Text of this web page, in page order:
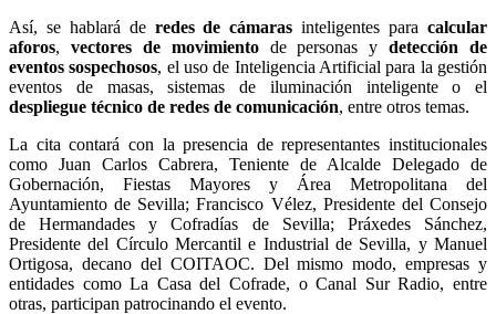
Así, se hablará de redes de cámaras inteligentes paracalcular
aforos, vectores de movimientode personas ydetección de
eventos sospechosos, el uso de Inteligencia Artificial para la gestión
eventos de masas, sistemas de iluminación inteligente o el
despliegue técnico de redes de comunicación, entre otros temas.
La cita contará con la presencia de representantes institucionales
como Juan Carlos Cabrera, Teniente de Alcalde Delegado de
Gobernación, Fiestas Mayores y Área Metropolitana del
Ayuntamiento de Sevilla; Francisco Vélez, Presidente del Consejo
de Hermandades y Cofradías de Sevilla; Práxedes Sánchez,
Presidente del Círculo Mercantil e Industrial de Sevilla, y Manuel
Ortigosa, decano del COITAOC. Del mismo modo, empresas y
entidades como La Casa del Cofrade, o Canal Sur Radio, entre
otras, participan patrocinando el evento.